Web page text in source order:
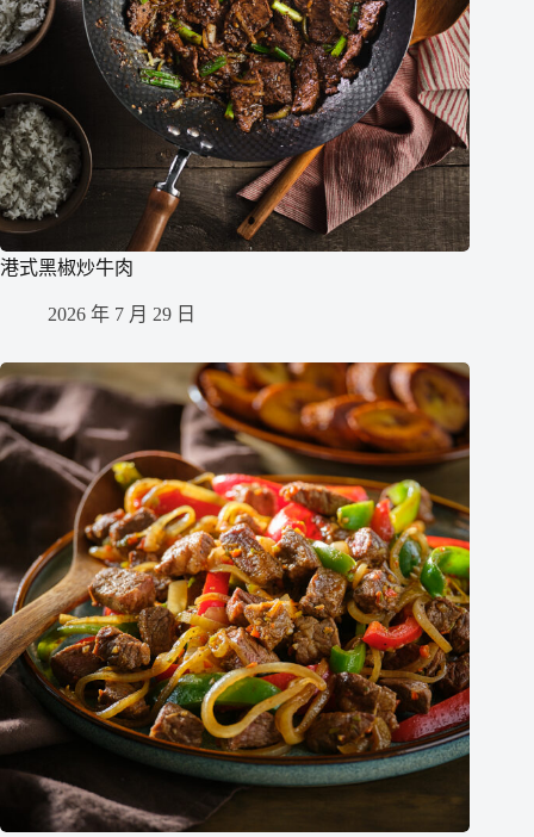
港式黑椒炒牛肉
2026 年 7 月 29 日